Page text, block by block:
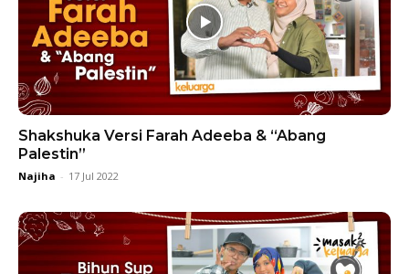
Shakshuka Versi Farah Adeeba & “Abang
Palestin”
Najiha - 17 Jul 2022